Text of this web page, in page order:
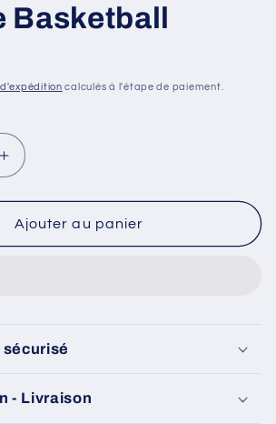
Basketball
d'expédition calculés à l'étape de paiement.
Augmenter
la
quantité
de
Gourde
Ajouter au panier
sécurisé
- Livraison